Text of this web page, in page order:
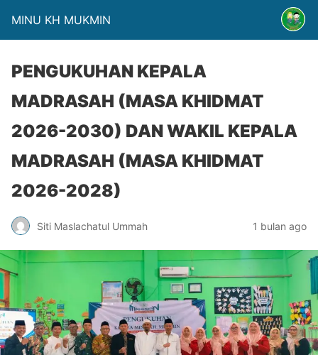
MINU KH MUKMIN
PENGUKUHAN KEPALA
MADRASAH (MASA KHIDMAT
2026-2030) DAN WAKIL KEPALA
MADRASAH (MASA KHIDMAT
2026-2028)
Siti Maslachatul Ummah 1 bulan ago